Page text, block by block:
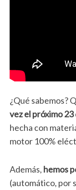
¿Qué sabemos?
vez el próximo
hecha con
motor 100%
Además, hemos
(automático, por